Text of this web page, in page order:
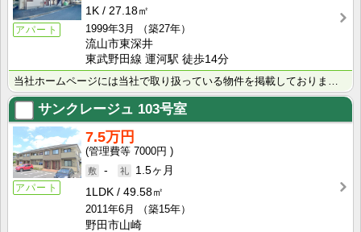
アパート
1K
27.18㎡
1999年3月
（築27年）
流山市東深井
東武野田線 運河駅 徒歩14分
サンクレージュ 103号室
アパート
7.5万円
7000円
-
1.5ヶ月
1LDK
49.58㎡
2011年6月
（築15年）
野田市山崎